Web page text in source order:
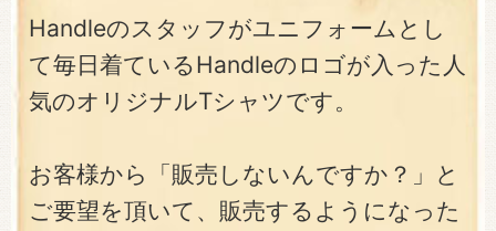
Handleのスタッフがユニフォームとし
て毎日着ているHandleのロゴが入った人
気のオリジナルTシャツです。
お客様から「販売しないんですか？」と
ご要望を頂いて、販売するようになった